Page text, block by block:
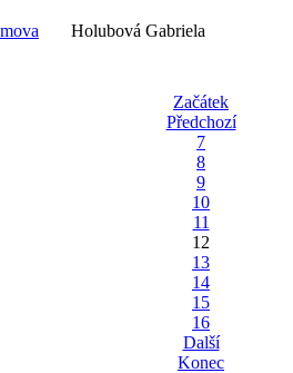
Holubová Gabriela
Začátek
Předchozí
7
8
9
10
11
12
13
14
15
16
Další
Konec